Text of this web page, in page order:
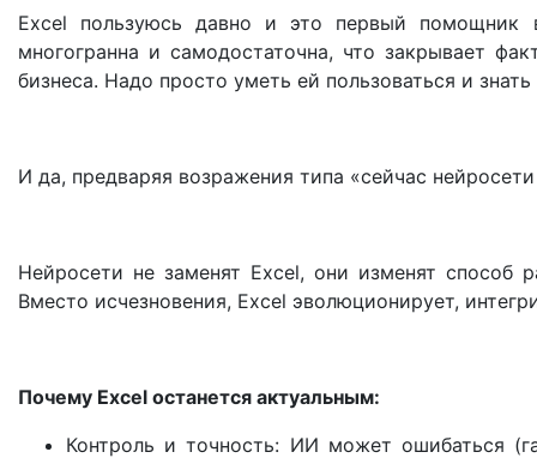
Excel пользуюсь давно и это первый помощник
многогранна и самодостаточна, что закрывает
бизнеса. Надо просто уметь ей пользоваться и
И да, предваряя возражения типа «сейчас
Нейросети не заменят Excel, они изменят способ
Вместо исчезновения, Excel эволюционирует,
Почему Excel останется актуальным:
Контроль и точность: ИИ может ошибаться